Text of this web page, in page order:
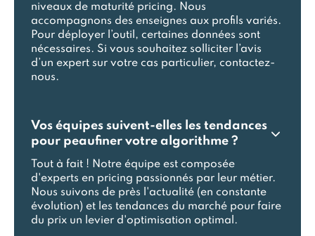
niveaux de maturité pricing. Nous
accompagnons des enseignes aux profils variés.
Pour déployer l’outil, certaines données sont
nécessaires. Si vous souhaitez solliciter l’avis
d’un expert sur votre cas particulier, contactez-
nous.
Vos équipes suivent-elles les tendances
pour peaufiner votre algorithme ?
Tout à fait ! Notre équipe est composée
d'experts en pricing passionnés par leur métier.
Nous suivons de près l'actualité (en constante
évolution) et les tendances du marché pour faire
du prix un levier d'optimisation optimal.